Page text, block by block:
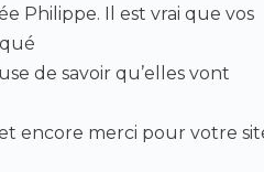
Philippe. Il est vrai que vos
de savoir qu’elles vont
encore merci pour votre